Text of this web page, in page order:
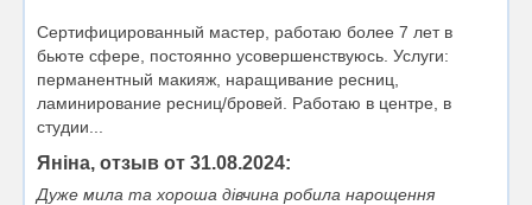
Сертифицированный мастер, работаю более 7 лет в
бьюте сфере, постоянно усовершенствуюсь. Услуги:
перманентный макияж, наращивание ресниц,
ламинирование ресниц/бровей. Работаю в центре, в
студии...
Яніна, отзыв от 31.08.2024:
Дуже мила та хороша дівчина робила нарощення